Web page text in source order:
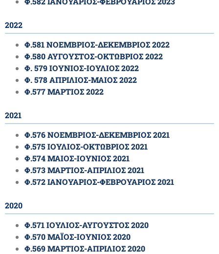
2022
Φ.581 ΝΟΕΜΒΡΙΟΣ-ΔΕΚΕΜΒΡΙΟΣ 2022
Φ.580 ΑΥΓΟΥΣΤΟΣ-ΟΚΤΩΒΡΙΟΣ 2022
Φ. 579 ΙΟΥΝΙΟΣ-ΙΟΥΛΙΟΣ 2022
Φ. 578 ΑΠΡΙΛΙΟΣ-ΜΑΙΟΣ 2022
Φ.577 ΜΑΡΤΙΟΣ 2022
2021
Φ.576 ΝΟΕΜΒΡΙΟΣ-ΔΕΚΕΜΒΡΙΟΣ 2021
Φ.575 ΙΟΥΛΙΟΣ-ΟΚΤΩΒΡΙΟΣ 2021
Φ.574 ΜΑΙΟΣ-ΙΟΥΝΙΟΣ 2021
Φ.573 ΜΑΡΤΙΟΣ-ΑΠΡΙΛΙΟΣ 2021
Φ.572 ΙΑΝΟΥΑΡΙΟΣ-ΦΕΒΡΟΥΑΡΙΟΣ 2021
2020
Φ.571 ΙΟΥΛΙΟΣ-ΑΥΓΟΥΣΤΟΣ 2020
Φ.570 ΜΑΪΟΣ-ΙΟΥΝΙΟΣ 2020
Φ.569 ΜΑΡΤΙΟΣ-ΑΠΡΙΛΙΟΣ 2020